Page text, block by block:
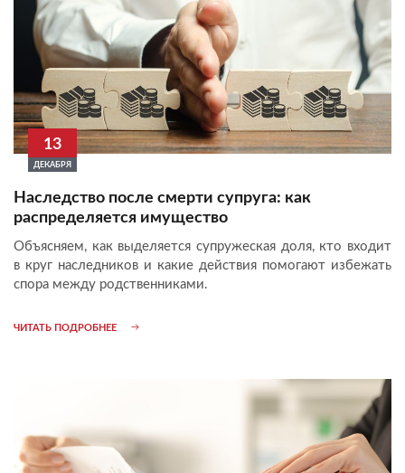
13
ДЕКАБРЯ
Наследство после смерти супруга: как
распределяется имущество
Объясняем, как выделяется супружеская доля, кто входит
в круг наследников и какие действия помогают избежать
спора между родственниками.
ЧИТАТЬ ПОДРОБНЕЕ